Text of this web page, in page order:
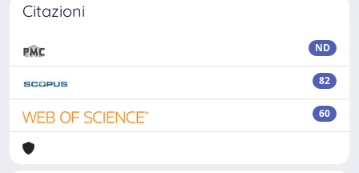
Citazioni
ND
82
60